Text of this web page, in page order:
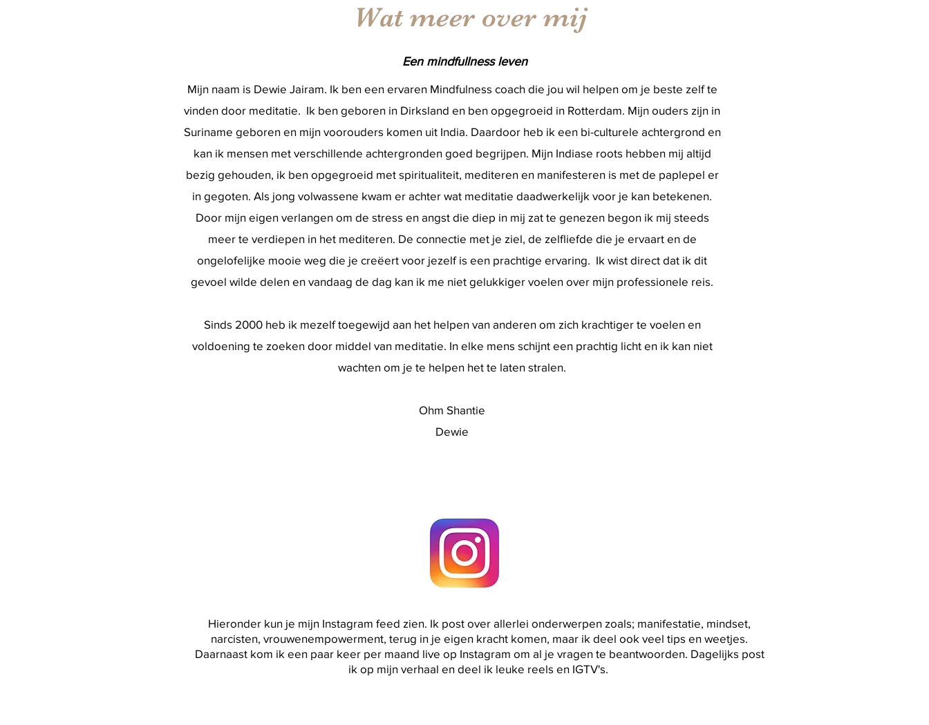
Mijn naam is Dewie Jairam. Ik ben een ervaren Mindfulness coach die jou wil helpen om je beste zelf te
vinden door meditatie. Ik ben geboren in Dirksland en ben opgegroeid in Rotterdam. Mijn ouders zijn in
Suriname geboren en mijn voorouders komen uit India. Daardoor heb ik een bi-culturele achtergrond en
kan ik mensen met verschillende achtergronden goed begrijpen. Mijn Indiase roots hebben mij altijd
bezig gehouden, ik ben opgegroeid met spiritualiteit, mediteren en manifesteren is met de paplepel er
in gegoten. Als jong volwassene kwam er achter wat meditatie daadwerkelijk voor je kan betekenen.
Door mijn eigen verlangen om de stress en angst die diep in mij zat te genezen begon ik mij steeds
meer te verdiepen in het mediteren. De connectie met je ziel, de zelfliefde die je ervaart en de
ongelofelijke mooie weg die je creëert voor jezelf is een prachtige ervaring. Ik wist direct dat ik dit
gevoel wilde delen en vandaag de dag kan ik me niet gelukkiger voelen over mijn professionele reis.
Sinds 2000 heb ik mezelf toegewijd aan het helpen van anderen om zich krachtiger te voelen en
voldoening te zoeken door middel van meditatie. In elke mens schijnt een prachtig licht en ik kan niet
wachten om je te helpen het te laten stralen.
Ohm Shantie
Dewie
Wat meer over mij
Een mindfullness leven
Hieronder kun je mijn Instagram feed zien. Ik post over allerlei onderwerpen zoals; manifestatie, mindset,
narcisten, vrouwenempowerment, terug in je eigen kracht komen, maar ik deel ook veel tips en weetjes.
Daarnaast kom ik een paar keer per maand live op Instagram om al je vragen te beantwoorden. Dagelijks post
ik op mijn verhaal en deel ik leuke reels en IGTV's.